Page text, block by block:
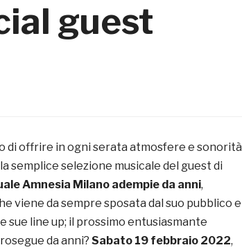
guest
di offrire in ogni serata atmosfere e sonorità
semplice selezione musicale del guest di
Amnesia Milano adempie da anni,
viene da sempre sposata dal suo pubblico e
sue line up; il prossimo entusiasmante
da anni? Sabato 19 febbraio 2022,